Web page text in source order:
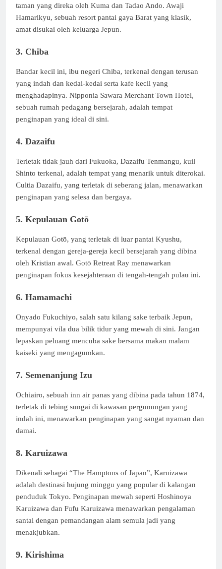
taman yang direka oleh Kuma dan Tadao Ando. Awaji
Hamarikyu, sebuah resort pantai gaya Barat yang klasik,
amat disukai oleh keluarga Jepun.
3. Chiba
Bandar kecil ini, ibu negeri Chiba, terkenal dengan terusan
yang indah dan kedai-kedai serta kafe kecil yang
menghadapinya. Nipponia Sawara Merchant Town Hotel,
sebuah rumah pedagang bersejarah, adalah tempat
penginapan yang ideal di sini.
4. Dazaifu
Terletak tidak jauh dari Fukuoka, Dazaifu Tenmangu, kuil
Shinto terkenal, adalah tempat yang menarik untuk diterokai.
Cultia Dazaifu, yang terletak di seberang jalan, menawarkan
penginapan yang selesa dan bergaya.
5. Kepulauan Gotō
Kepulauan Gotō, yang terletak di luar pantai Kyushu,
terkenal dengan gereja-gereja kecil bersejarah yang dibina
oleh Kristian awal. Gotō Retreat Ray menawarkan
penginapan fokus kesejahteraan di tengah-tengah pulau ini.
6. Hamamachi
Onyado Fukuchiyo, salah satu kilang sake terbaik Jepun,
mempunyai vila dua bilik tidur yang mewah di sini. Jangan
lepaskan peluang mencuba sake bersama makan malam
kaiseki yang mengagumkan.
7. Semenanjung Izu
Ochiairo, sebuah inn air panas yang dibina pada tahun 1874,
terletak di tebing sungai di kawasan pergunungan yang
indah ini, menawarkan penginapan yang sangat nyaman dan
damai.
8. Karuizawa
Dikenali sebagai “The Hamptons of Japan”, Karuizawa
adalah destinasi hujung minggu yang popular di kalangan
penduduk Tokyo. Penginapan mewah seperti Hoshinoya
Karuizawa dan Fufu Karuizawa menawarkan pengalaman
santai dengan pemandangan alam semula jadi yang
menakjubkan.
9. Kirishima